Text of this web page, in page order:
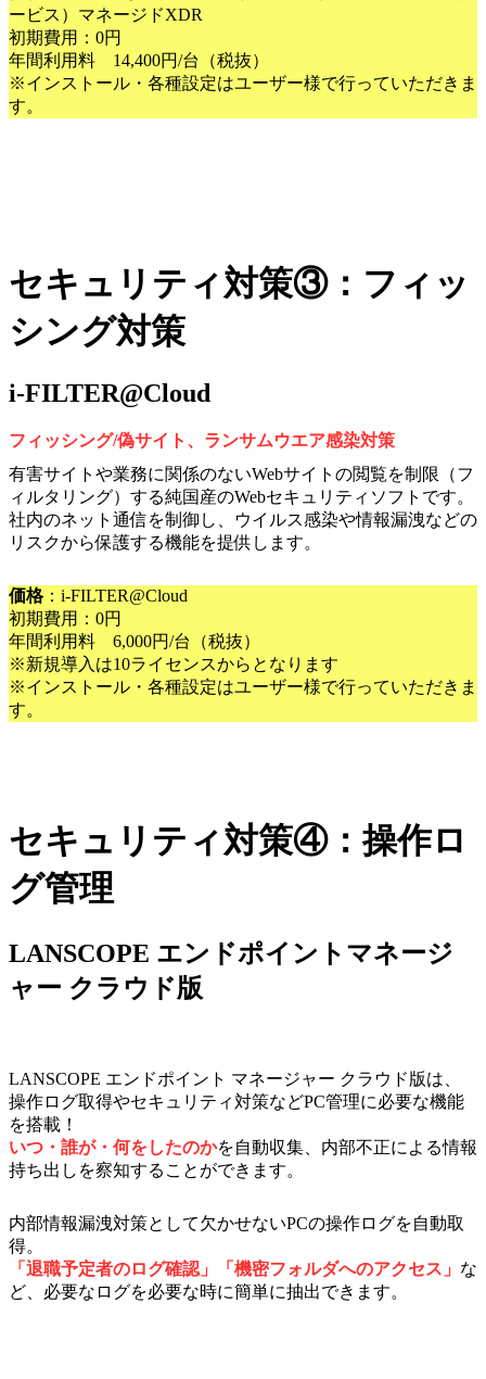
ービス）マネージドXDR
初期費用：0円
年間利用料 14,400円/台（税抜）
※インストール・各種設定はユーザー様で行っていただきま
す。
セキュリティ対策③：フィッ
シング対策
i-FILTER@Cloud
フィッシング/偽サイト、ランサムウエア感染対策
有害サイトや業務に関係のないWebサイトの閲覧を制限（フ
ィルタリング）する純国産のWebセキュリティソフトです。
社内のネット通信を制御し、ウイルス感染や情報漏洩などの
リスクから保護する機能を提供します。
価格：i-FILTER@Cloud
初期費用：0円
年間利用料 6,000円/台（税抜）
※新規導入は10ライセンスからとなります
※インストール・各種設定はユーザー様で行っていただきま
す。
セキュリティ対策④：操作ロ
グ管理
LANSCOPE エンドポイントマネージ
ャー クラウド版
LANSCOPE エンドポイント マネージャー クラウド版は、
操作ログ取得やセキュリティ対策などPC管理に必要な機能
を搭載！
いつ・誰が・何をしたのかを自動収集、内部不正による情報
持ち出しを察知することができます。
内部情報漏洩対策として欠かせないPCの操作ログを自動取
得。
「退職予定者のログ確認」「機密フォルダへのアクセス」 な
ど、必要なログを必要な時に簡単に抽出できます。